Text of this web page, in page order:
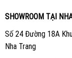
SHOWROOM TẠI
Số 24 Đường 18A
Nha Trang